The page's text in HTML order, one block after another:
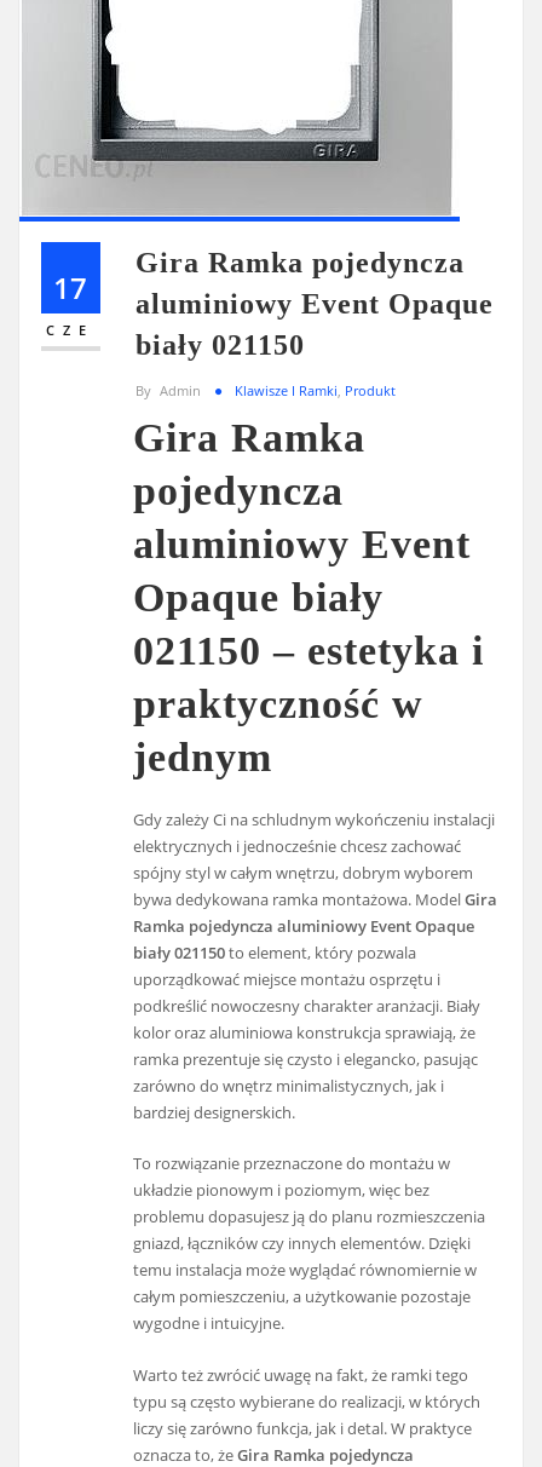
17
CZE
Gira Ramka pojedyncza
aluminiowy Event Opaque
biały 021150
By Admin Klawisze I Ramki Produkt
Gira Ramka
pojedyncza
aluminiowy Event
Opaque biały
021150 – estetyka i
praktyczność w
jednym
Gdy zależy Ci na schludnym wykończeniu instalacji
elektrycznych i jednocześnie chcesz zachować
spójny styl w całym wnętrzu, dobrym wyborem
bywa dedykowana ramka montażowa. ModelGira
Ramka pojedyncza aluminiowy Event Opaque
biały 021150to element, który pozwala
uporządkować miejsce montażu osprzętu i
podkreślić nowoczesny charakter aranżacji. Biały
kolor oraz aluminiowa konstrukcja sprawiają, że
ramka prezentuje się czysto i elegancko, pasując
zarówno do wnętrz minimalistycznych, jak i
bardziej designerskich.
To rozwiązanie przeznaczone do montażu w
układzie pionowym i poziomym, więc bez
problemu dopasujesz ją do planu rozmieszczenia
gniazd, łączników czy innych elementów. Dzięki
temu instalacja może wyglądać równomiernie w
całym pomieszczeniu, a użytkowanie pozostaje
wygodne i intuicyjne.
Warto też zwrócić uwagę na fakt, że ramki tego
typu są często wybierane do realizacji, w których
liczy się zarówno funkcja, jak i detal. W praktyce
oznacza to, żeGira Ramka pojedyncza